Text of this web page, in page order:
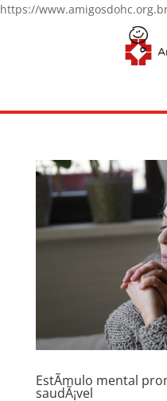
https://
EstÃ­mulo mental
saudÃ¡vel